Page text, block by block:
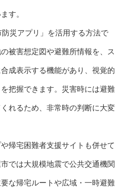
す。
災アプリ」を活用する方法で
被害想定図や避難所情報を、ス
成表示する機能があり、視覚的
把握できます。災害時には避難
れるため、非常時の判断に大変
帰宅困難者支援サイトも併せて
では大規模地震で公共交通機関
な帰宅ルートや広域・一時避難